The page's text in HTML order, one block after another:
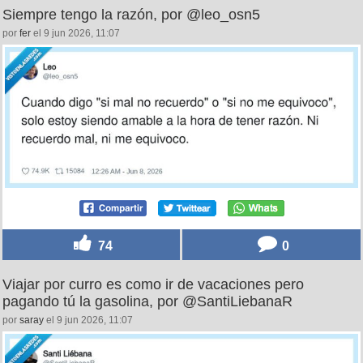
Siempre tengo la razón, por @leo_osn5
por fer el 9 jun 2026, 11:07
74 0
Viajar por curro es como ir de vacaciones pero
pagando tú la gasolina, por @SantiLiebanaR
por saray el 9 jun 2026, 11:07